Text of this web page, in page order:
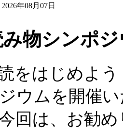
2026年08月07日
物シンポ
読をはじめよ
ウムを開催
回は、お勧